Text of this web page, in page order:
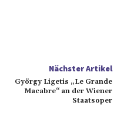
Nächster Artikel
György Ligetis „Le Grande
Macabre“ an der Wiener
Staatsoper